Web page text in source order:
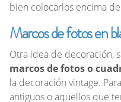
bien colocarlos encima
Marcos de fotos en
Otra idea de decoración,
marcos de fotos o
la decoración vintage.
antiguos o aquellos que